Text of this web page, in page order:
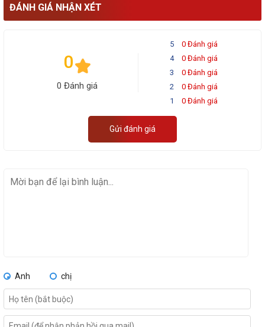
ĐÁNH GIÁ NHẬN XÉT
0
0 Đánh giá
5
0 Đánh giá
4
0 Đánh giá
3
0 Đánh giá
2
0 Đánh giá
1
0 Đánh giá
Gửi đánh giá
Anh chị